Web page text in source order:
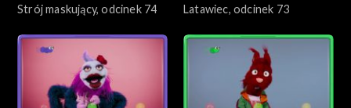
Strój maskujący, odcinek 74
Latawiec, odcinek 73